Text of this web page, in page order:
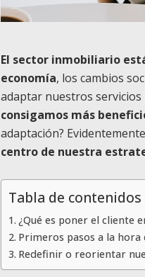
El sector inmobiliario
economía, los cambios
adaptar nuestros
consigamos más
adaptación?
centro de nuestra
Tabla de contenidos
¿Qué es poner el cliente
Primeros pasos a la
Redefinir o reorientar